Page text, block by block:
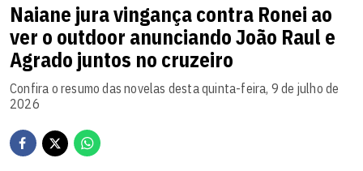
Naiane jura vingança contra Ronei ao
ver o outdoor anunciando João Raul e
Agrado juntos no cruzeiro
Confira o resumo das novelas desta quinta-feira, 9 de julho de
2026